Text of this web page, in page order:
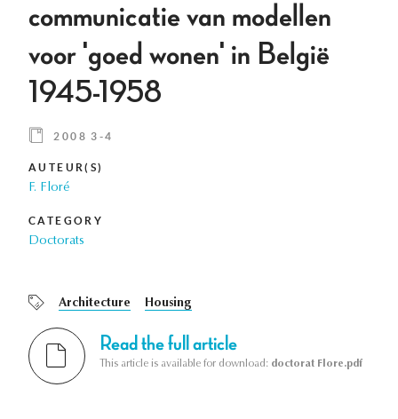
communicatie van modellen
voor 'goed wonen' in België
1945-1958
2008 3-4
AUTEUR(S)
F. Floré
CATEGORY
Doctorats
Architecture Housing
Read the full article
This article is available for download: doctorat Flore.pdf